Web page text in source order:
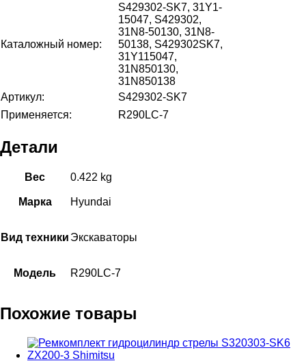
Каталожный номер:
S429302-SK7, 31Y1-
15047, S429302,
31N8-50130, 31N8-
50138, S429302SK7,
31Y115047,
31N850130,
31N850138
Артикул:
S429302-SK7
Применяется:
R290LC-7
Детали
Вес 0.422 kg
Марка Hyundai
Вид техники Экскаваторы
Модель R290LC-7
Похожие товары